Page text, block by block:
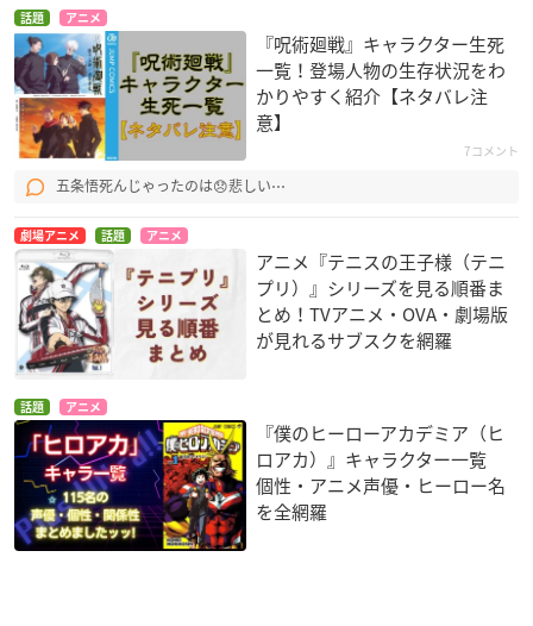
話題 アニメ
『呪術廻戦』キャラクター生死
一覧！登場人物の生存状況をわ
かりやすく紹介【ネタバレ注
意】
7コメント
五条悟死んじゃったのは😞悲しい⋯
劇場アニメ 話題 アニメ
アニメ『テニスの王子様（テニ
プリ）』シリーズを見る順番ま
とめ！TVアニメ・OVA・劇場版
が見れるサブスクを網羅
話題 アニメ
『僕のヒーローアカデミア（ヒ
ロアカ）』キャラクター一覧
個性・アニメ声優・ヒーロー名
を全網羅